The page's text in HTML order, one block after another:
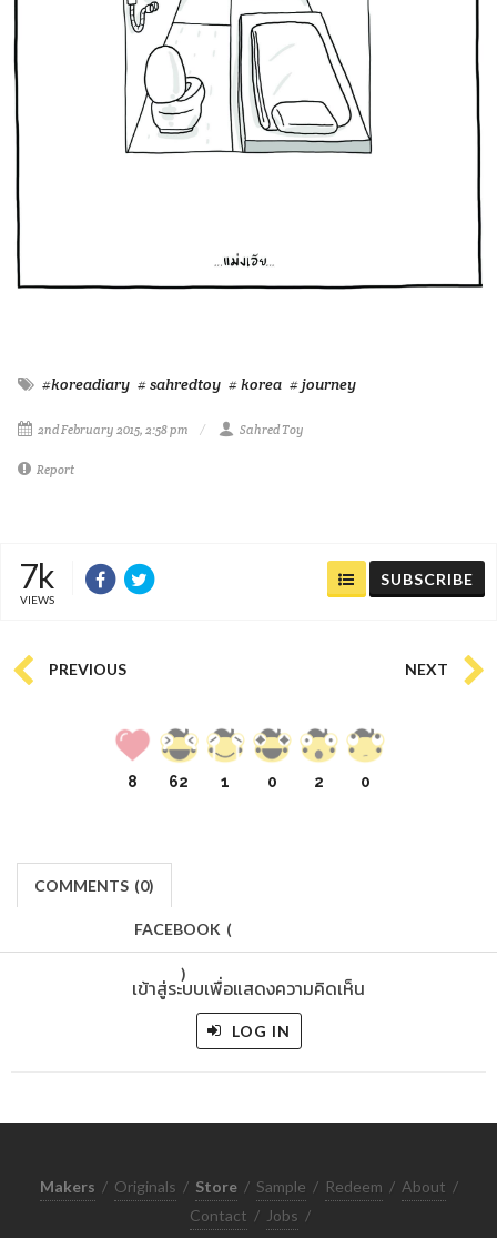
#koreadiary # sahredtoy # korea # journey
2nd February 2015, 2:58 pm Sahred Toy
Report
7k
VIEWS
SUBSCRIBE
PREVIOUS NEXT
8 62 1 0 2 0
COMMENTS (0)
FACEBOOK (
)
เข้าสู่ระบบเพื่อแสดงความคิดเห็น
LOG IN
Makers / Originals / Store / Sample / Redeem / About /
Contact / Jobs /